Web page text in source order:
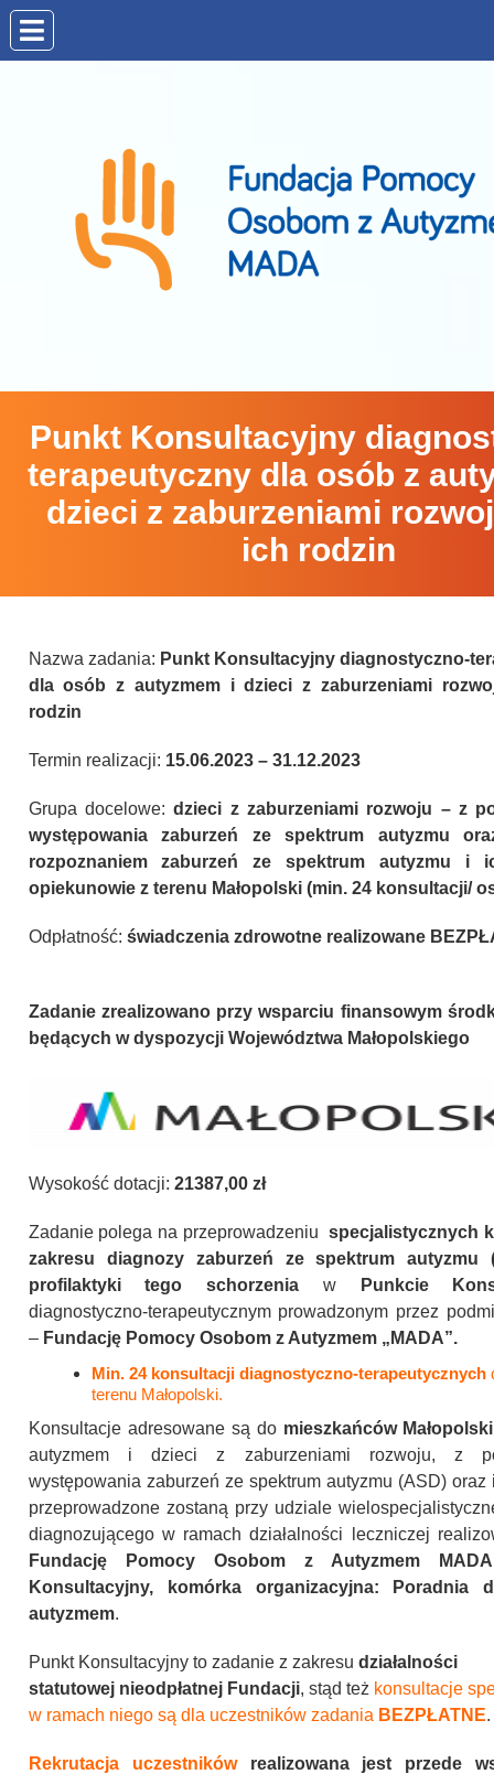
Punkt Konsultacyjny
terapeutyczny dla osób z
dzieci z zaburzeniami
ich rodzin
Nazwa zadania: Punkt Konsultacyjny diagnostyczno-
dla osób z autyzmem i dzieci z zaburzeniami
rodzin
Termin realizacji: 15.06.2023 – 31.12.2023
Grupa docelowe: dzieci z zaburzeniami rozwoju – z
występowania zaburzeń ze spektrum autyzmu
rozpoznaniem zaburzeń ze spektrum autyzmu i
opiekunowie z terenu Małopolski (min. 24 konsultacji/
Odpłatność: świadczenia zdrowotne realizowane
Zadanie zrealizowano przy wsparciu finansowym
będących w dyspozycji Województwa Małopolskiego
Wysokość dotacji: 21387,00 zł
Zadanie polega na przeprowadzeniu specjalistycznych
zakresu diagnozy zaburzeń ze spektrum autyzmu
profilaktyki tego schorzenia w
Punkcie
diagnostyczno-terapeutycznym prowadzonym przez
– Fundację Pomocy Osobom z Autyzmem „MADA”.
Min. 24 konsultacji diagnostyczno-terapeutycznych
terenu Małopolski.
Konsultacje adresowane są do mieszkańców
autyzmem i dzieci z zaburzeniami rozwoju, z
występowania zaburzeń ze spektrum autyzmu (ASD) oraz
przeprowadzone zostaną przy udziale
diagnozującego w ramach działalności leczniczej
Fundację Pomocy Osobom z Autyzmem
Konsultacyjny, komórka organizacyjna: Poradnia
autyzmem.
Punkt Konsultacyjny to zadanie z zakresu działalności
statutowej nieodpłatnej Fundacji, stąd też konsultacje
w ramach niego są dla uczestników zadania BEZPŁATNE.
Rekrutacja uczestnikówrealizowana jest przede